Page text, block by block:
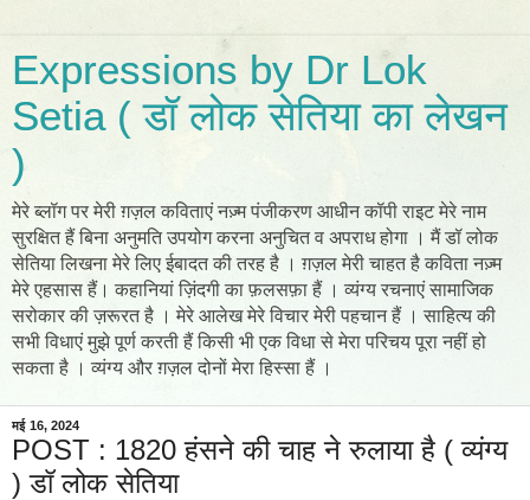
Expressions by Dr Lok
Setia ( डॉ लोक सेतिया का लेखन
)
मेरे ब्लॉग पर मेरी ग़ज़ल कविताएं नज़्म पंजीकरण आधीन कॉपी राइट मेरे नाम
सुरक्षित हैं बिना अनुमति उपयोग करना अनुचित व अपराध होगा । मैं डॉ लोक
सेतिया लिखना मेरे लिए ईबादत की तरह है । ग़ज़ल मेरी चाहत है कविता नज़्म
मेरे एहसास हैं। कहानियां ज़िंदगी का फ़लसफ़ा हैं । व्यंग्य रचनाएं सामाजिक
सरोकार की ज़रूरत है । मेरे आलेख मेरे विचार मेरी पहचान हैं । साहित्य की
सभी विधाएं मुझे पूर्ण करती हैं किसी भी एक विधा से मेरा परिचय पूरा नहीं हो
सकता है । व्यंग्य और ग़ज़ल दोनों मेरा हिस्सा हैं ।
मई 16, 2024
POST : 1820 हंसने की चाह ने रुलाया है ( व्यंग्य
) डॉ लोक सेतिया